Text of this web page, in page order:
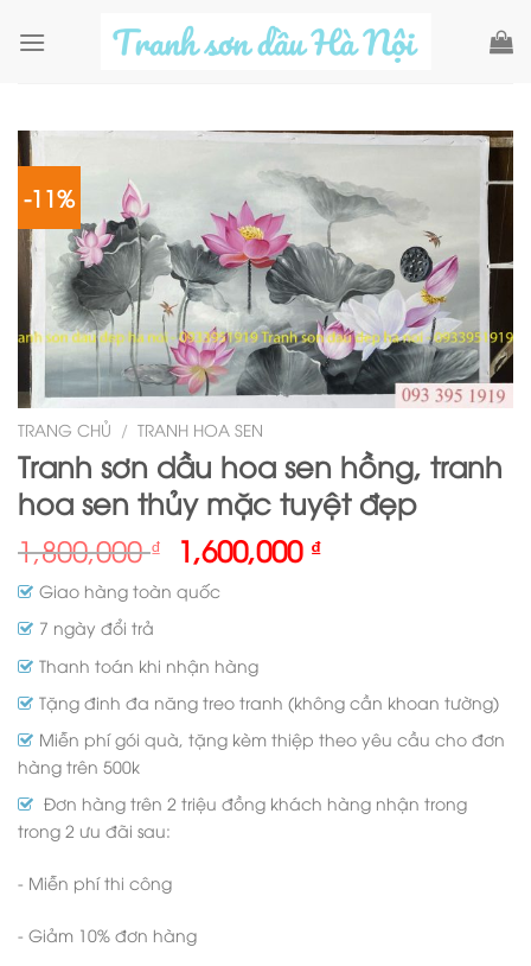
-11%
TRANG CHỦ / TRANH HOA SEN
Tranh sơn dầu hoa sen hồng, tranh
hoa sen thủy mặc tuyệt đẹp
1,800,000₫ 1,600,000 ₫
Giao hàng toàn quốc
7 ngày đổi trả
Thanh toán khi nhận hàng
Tặng đinh đa năng treo tranh (không cần khoan tường)
Miễn phí gói quà, tặng kèm thiệp theo yêu cầu cho đơn
hàng trên 500k
Đơn hàng trên 2 triệu đồng khách hàng nhận trong
trong 2 ưu đãi sau:
- Miễn phí thi công
- Giảm 10% đơn hàng